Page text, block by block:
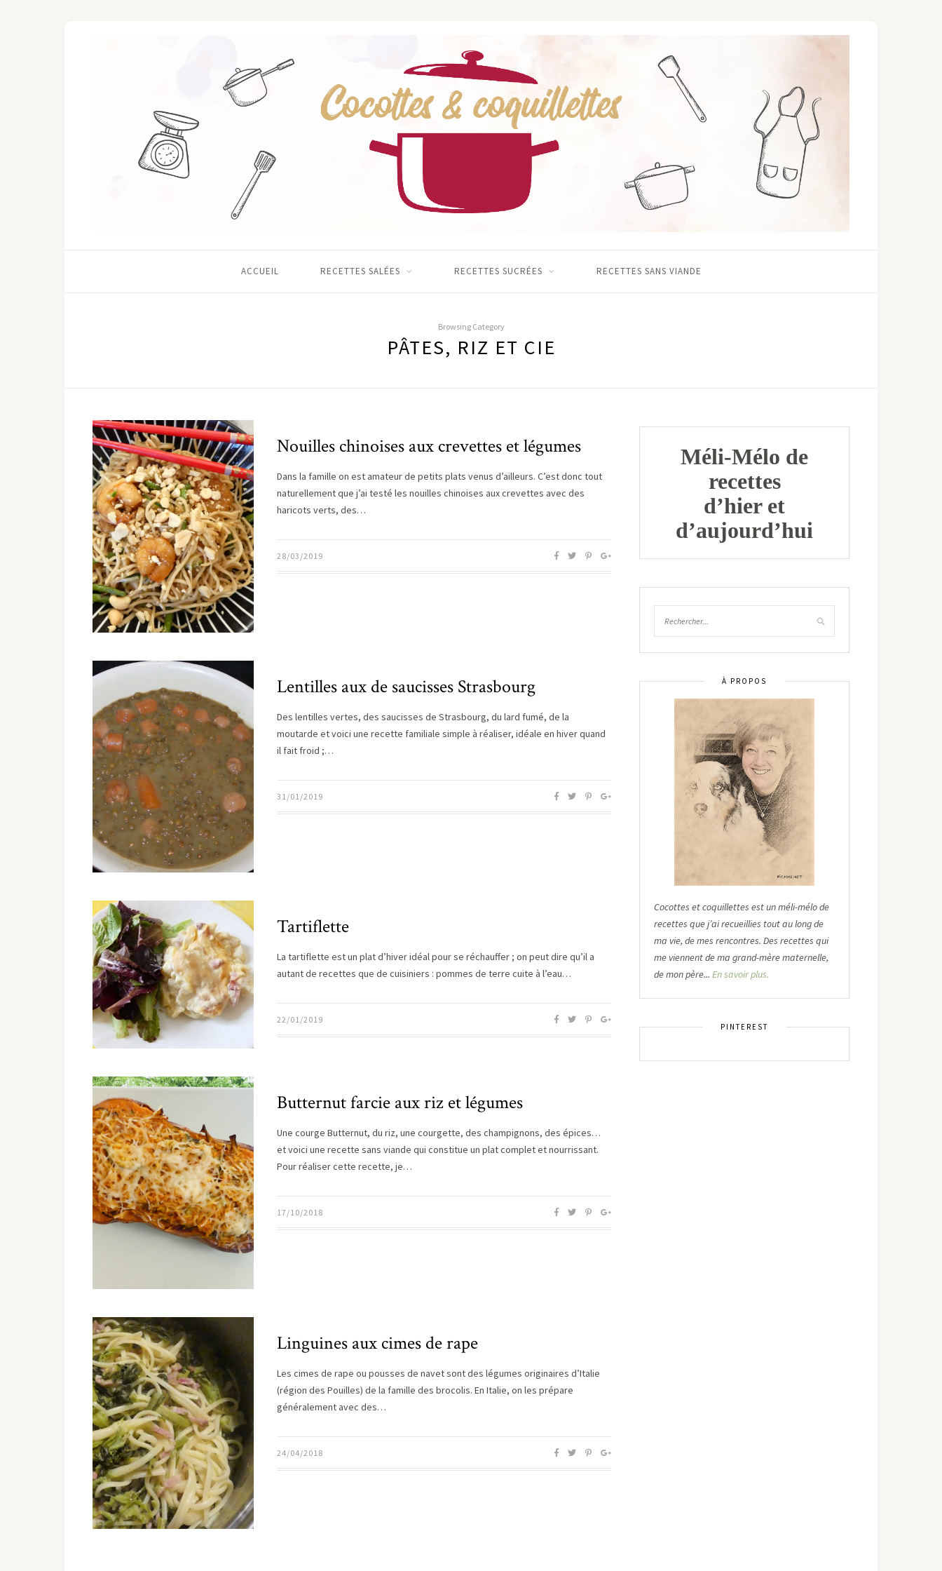
ACCUEIL RECETTES SALÉES RECETTES SUCRÉES RECETTES SANS VIANDE
Browsing Category
PÂTES, RIZ ET CIE
Nouilles chinoises aux crevettes et légumes
Dans la famille on est amateur de petits plats venus d’ailleurs. C’est donc tout
naturellement que j’ai testé les nouilles chinoises aux crevettes avec des
haricots verts, des…
28/03/2019
Lentilles aux de saucisses Strasbourg
Des lentilles vertes, des saucisses de Strasbourg, du lard fumé, de la
moutarde et voici une recette familiale simple à réaliser, idéale en hiver quand
il fait froid ;…
31/01/2019
Tartiflette
La tartiflette est un plat d’hiver idéal pour se réchauffer ; on peut dire qu’il a
autant de recettes que de cuisiniers : pommes de terre cuite à l’eau…
22/01/2019
Butternut farcie aux riz et légumes
Une courge Butternut, du riz, une courgette, des champignons, des épices…
et voici une recette sans viande qui constitue un plat complet et nourrissant.
Pour réaliser cette recette, je…
17/10/2018
Linguines aux cimes de rape
Les cimes de rape ou pousses de navet sont des légumes originaires d’Italie
(région des Pouilles) de la famille des brocolis. En Italie, on les prépare
généralement avec des…
24/04/2018
Méli-Mélo de
recettes
d’hier et
d’aujourd’hui
À PROPOS
Cocottes et coquillettes est un méli-mélo de
recettes que j’ai recueillies tout au long de
ma vie, de mes rencontres. Des recettes qui
me viennent de ma grand-mère maternelle,
de mon père... En savoir plus.
PINTEREST